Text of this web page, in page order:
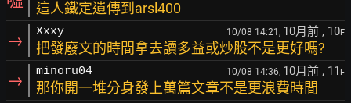
這人鐵定遺傳到arsl400
→ Xxxy 10/08 14:21, 10月前 , 10F
把發廢文的時間拿去讀多益或炒股不是更好嗎?
→ minoru04 10/08 14:36, 10月前 , 11 F
那你開一堆分身發上萬篇文章不是更浪費時間